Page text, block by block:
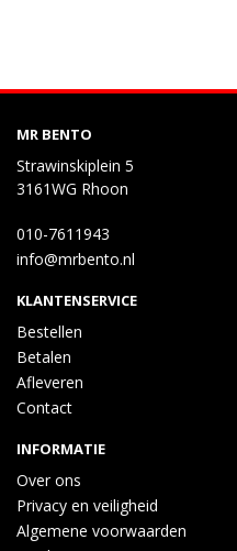
MR BENTO
Strawinskiplein 5
3161WG Rhoon
010-7611943
info@mrbento.nl
KLANTENSERVICE
Bestellen
Betalen
Afleveren
Contact
INFORMATIE
Over ons
Privacy en veiligheid
Algemene voorwaarden